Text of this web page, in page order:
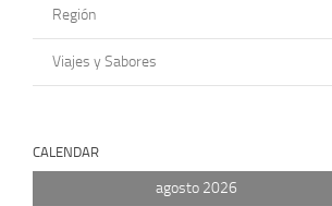
Región
Viajes y Sabores
CALENDAR
agosto 2026